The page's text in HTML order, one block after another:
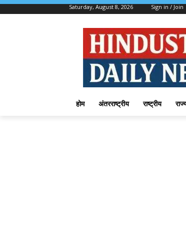
Saturday, August 8, 2026 Sign in / Join
होम अंतरराष्ट्रीय राष्ट्रीय